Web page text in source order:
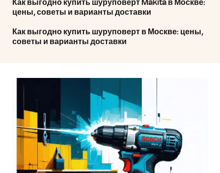
Как выгодно купить шуруповерт Makita в Москве:
цены, советы и варианты доставки
Как выгодно купить шуруповерт в Москве: цены,
советы и варианты доставки